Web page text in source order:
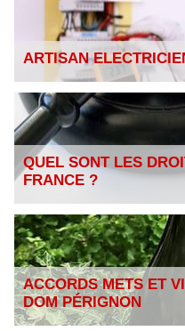
ARTISAN
QUEL SONT LES
FRANCE ?
ACCORDS METS ET
DOM PÉRIGNON